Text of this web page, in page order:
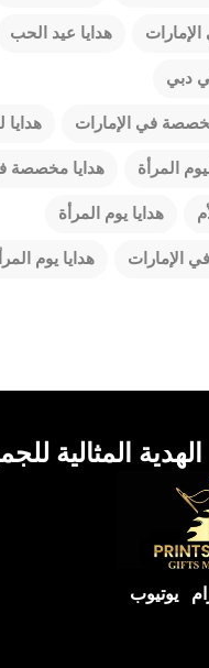
هدايا عيد الحب
دبي
في الإمارات هدايا
المرأة هدايا مخصصة
هدايا يوم المرأة
الإمارات هدايا يوم
الهدية المثالية
يوتيوب